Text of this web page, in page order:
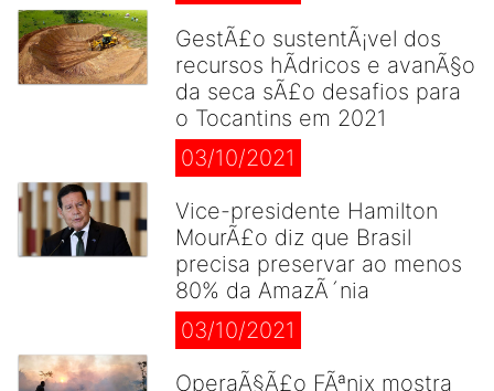
GestÃ£o sustentÃ¡vel dos
recursos hÃ­dricos e avanÃ§o
da seca sÃ£o desafios para
o Tocantins em 2021
03/10/2021
Vice-presidente Hamilton
MourÃ£o diz que Brasil
precisa preservar ao menos
80% da AmazÃ´nia
03/10/2021
OperaÃ§Ã£o FÃªnix mostra